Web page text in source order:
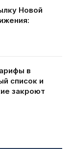
Новой
в
список и
закроют